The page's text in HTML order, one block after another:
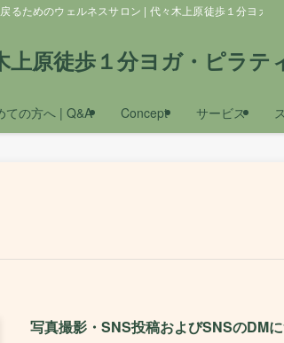
るためのウェルネスサロン | 代々木上原徒歩１分ヨガ・
上原徒歩１分ヨガ・ピラテ
ての方へ | Q&A Concept サービス
写真撮影・SNS投稿およびSNSのDM